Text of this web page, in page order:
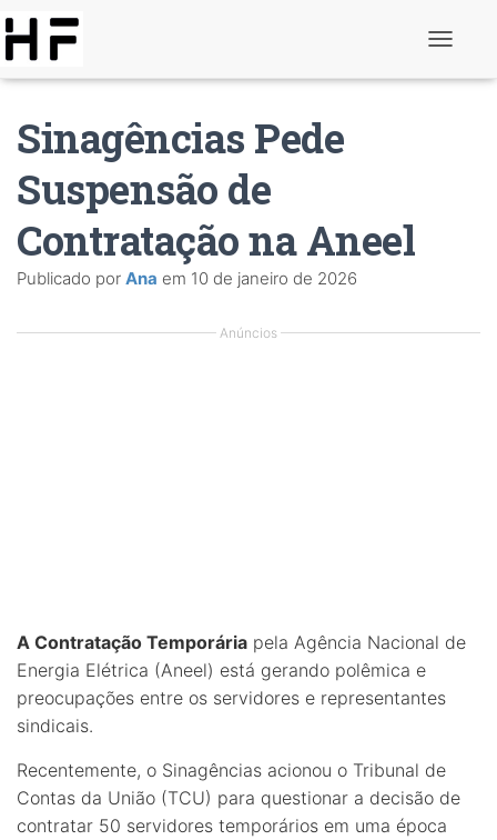
a
Sinagências Pede
Suspensão de
Contratação na Aneel
Publicado por Ana em 10 de janeiro de 2026
Anúncios
A Contratação Temporária pela Agência Nacional de
Energia Elétrica (Aneel) está gerando polêmica e
preocupações entre os servidores e representantes
sindicais.
Recentemente, o Sinagências acionou o Tribunal de
Contas da União (TCU) para questionar a decisão de
contratar 50 servidores temporários em uma época